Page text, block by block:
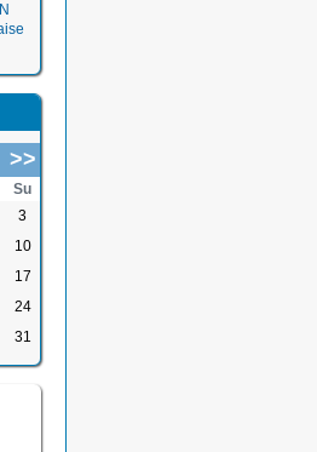
>>
Su
3
10
17
24
31